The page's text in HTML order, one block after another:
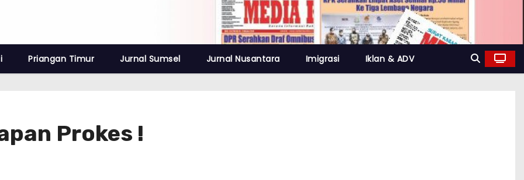
Priangan Timur Jurnal Sumsel Jurnal Nusantara Imigrasi Iklan & ADV
Prokes !